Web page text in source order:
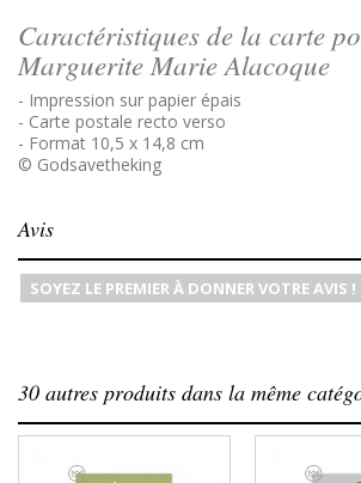
Caractéristiques de la carte
Marguerite Marie Alacoque
- Impression sur papier épais
- Carte postale recto verso
- Format 10,5 x 14,8 cm
© Godsavetheking
Avis
SOYEZ LE PREMIER À DONNER VOTRE AVIS !
30 autres produits dans la même